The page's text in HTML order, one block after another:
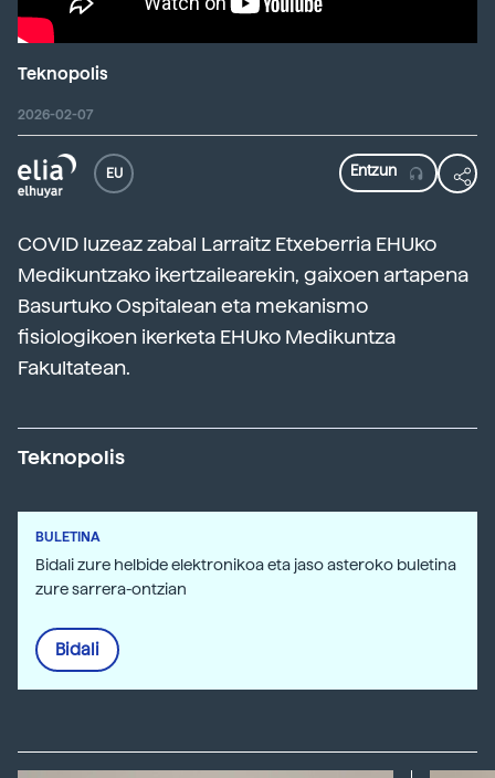
Teknopolis
2026-02-07
EU
COVID luzeaz zabal Larraitz Etxeberria EHUko
Medikuntzako ikertzailearekin, gaixoen artapena
Basurtuko Ospitalean eta mekanismo
fisiologikoen ikerketa EHUko Medikuntza
Fakultatean.
Teknopolis
BULETINA
Bidali zure helbide elektronikoa eta jaso asteroko buletina
zure sarrera-ontzian
Bidali